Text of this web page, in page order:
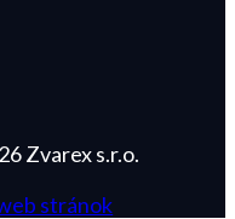
Zvarex s.r.o.
stránok